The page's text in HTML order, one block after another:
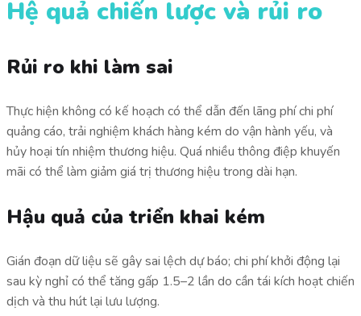
Hệ quả chiến lược và rủi ro
Rủi ro khi làm sai
Thực hiện không có kế hoạch có thể dẫn đến lãng phí chi phí
quảng cáo, trải nghiệm khách hàng kém do vận hành yếu, và
hủy hoại tín nhiệm thương hiệu. Quá nhiều thông điệp khuyến
mãi có thể làm giảm giá trị thương hiệu trong dài hạn.
Hậu quả của triển khai kém
Gián đoạn dữ liệu sẽ gây sai lệch dự báo; chi phí khởi động lại
sau kỳ nghỉ có thể tăng gấp 1.5–2 lần do cần tái kích hoạt chiến
dịch và thu hút lại lưu lượng.